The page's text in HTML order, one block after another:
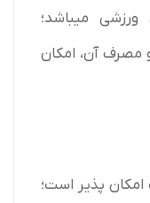
میباشد؛
مصرف آن، امکان
پذیر است؛